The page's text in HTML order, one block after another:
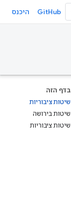
GitHub היכנס
בדף הזה
שיטות ציבוריות
שיטות בירושה
שיטות ציבוריות